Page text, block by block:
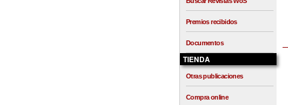
Premios recibidos
Documentos
TIENDA
Otras publicaciones
Compra online